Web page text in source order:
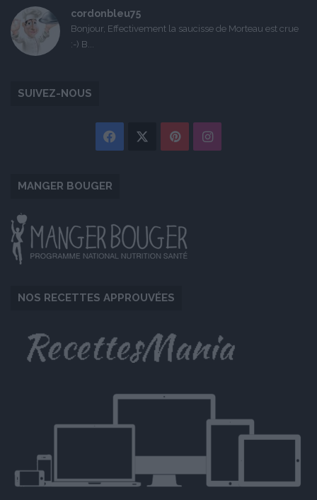
cordonbleu75
Bonjour, Effectivement la saucisse de Morteau est crue
:-) B...
SUIVEZ-NOUS
Facebook PinterestInstagram
MANGER BOUGER
NOS RECETTES APPROUVÉES